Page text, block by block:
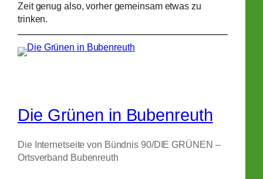
Zeit genug also, vorher gemeinsam etwas zu
trinken.
Die Grünen in Bubenreuth
Die Internetseite von Bündnis 90/DIE GRÜNEN –
Ortsverband Bubenreuth